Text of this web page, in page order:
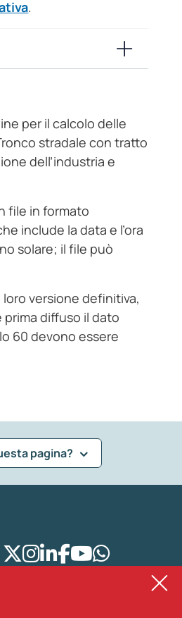
.
per il calcolo delle
stradale con tratto
dell’industria e
file in formato
include la data e l’ora
solare; il file può
versione definitiva,
diffuso il dato
60 devono essere
pagina?